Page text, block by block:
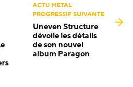
ACTU METAL
PROGRESSIF SUIVANTE
Uneven Structure
dévoile les détails
de son nouvel
album Paragon